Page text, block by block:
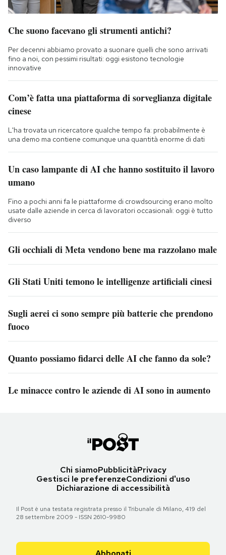
Che suono facevano gli strumenti antichi?
Per decenni abbiamo provato a suonare quelli che sono arrivati
fino a noi, con pessimi risultati: oggi esistono tecnologie
innovative
Com’è fatta una piattaforma di sorveglianza digitale
cinese
L'ha trovata un ricercatore qualche tempo fa: probabilmente è
una demo ma contiene comunque una quantità enorme di dati
Un caso lampante di AI che hanno sostituito il lavoro
umano
Fino a pochi anni fa le piattaforme di crowdsourcing erano molto
usate dalle aziende in cerca di lavoratori occasionali: oggi è tutto
diverso
Gli occhiali di Meta vendono bene ma razzolano male
Gli Stati Uniti temono le intelligenze artificiali cinesi
Sugli aerei ci sono sempre più batterie che prendono
fuoco
Quanto possiamo fidarci delle AI che fanno da sole?
Le minacce contro le aziende di AI sono in aumento
Chi siamoPubblicitàPrivacy
Gestisci le preferenzeCondizioni d'uso
Dichiarazione di accessibilità
Il Post è una testata registrata presso il Tribunale di Milano, 419 del
28 settembre 2009 - ISSN 2610-9980